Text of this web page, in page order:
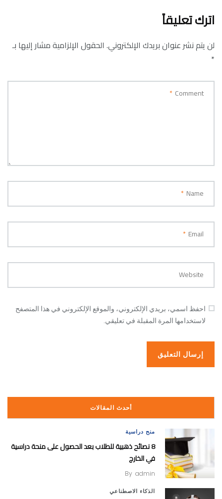
اترك تعليقاً
لن يتم نشر عنوان بريدك الإلكتروني. الحقول الإلزامية مشار إليها بـ
*
Comment
*
Name
*
Email
*
Website
احفظ اسمي، بريدي الإلكتروني، والموقع الإلكتروني في هذا المتصفح
لاستخدامها المرة المقبلة في تعليقي.
أحدث المقالات
منح دراسية
8 نصائح ذهبية للطلاب بعد الحصول على منحة دراسية
في الخارج
By admin
الذكاء الاصطناعي